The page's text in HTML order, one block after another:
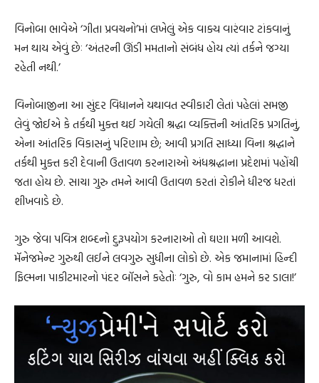
વિનોબા ભાવેએ ‘ગીતા પ્રવચનો’માં લખેલું એક વાક્ય વારંવાર ટાંકવાનું
મન થાય એવું છેઃ ‘અંતરની ઊંડી મમતાનો સંબંધ હોય ત્યાં તર્કને જગ્યા
રહેતી નથી.’
વિનોબાજીના આ સુંદર વિધાનને યથાવત સ્વીકારી લેતાં પહેલાં સમજી
લેવું જોઈએ કે તર્કથી મુક્ત થઈ ગયેલી શ્રદ્ધા વ્યક્તિની આંતરિક પ્રગતિનું,
એના આંતરિક વિકાસનું પરિણામ છે; આવી પ્રગતિ સાધ્યા વિના શ્રદ્ધાને
તર્કથી મુક્ત કરી દેવાની ઉતાવળ કરનારાઓ અંધશ્રદ્ધાના પ્રદેશમાં પહોંચી
જતા હોય છે. સાચા ગુરુ તમને આવી ઉતાવળ કરતાં રોકીને ધીરજ ધરતાં
શીખવાડે છે.
ગુરુ જેવા પવિત્ર શબ્દનો દુરૂપયોગ કરનારાઓ તો ઘણા મળી આવશે.
મૅનેજમેન્ટ ગુરુથી લઈને લવગુરુ સુધીના લોકો છે. એક જમાનામાં હિન્દી
ફિલ્મના પાકીટમારનો પંદર બૉસને કહેતોઃ ‘ગુરુ, વો કામ હમને કર ડાલા!’